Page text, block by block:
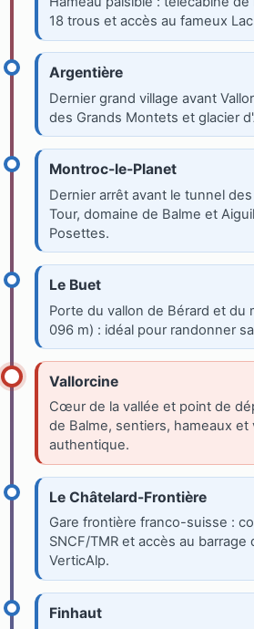
18 trous et accès au fameux
Argentière
Dernier grand village avant
des Grands Montets et glacier
Montroc-le-Planet
Dernier arrêt avant le tunnel
Tour, domaine de Balme et
Posettes.
Le Buet
Porte du vallon de Bérard et du
096 m) : idéal pour randonner
Vallorcine
Cœur de la vallée et point de
de Balme, sentiers, hameaux et
authentique.
Le Châtelard-Frontière
Gare frontière franco-suisse :
SNCF/TMR et accès au barrage
VerticAlp.
Finhaut